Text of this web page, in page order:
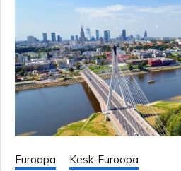
Euroopa Kesk-Euroopa